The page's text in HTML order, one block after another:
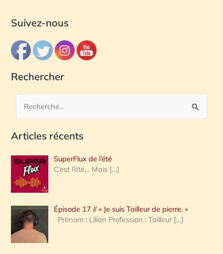
Suivez-nous
Rechercher
c
e
r
c
h
e
Articles récents
SuperFlux de l’été
C’est l’été… Mais […]
Épisode 17 // « Je suis Tailleur de pierre. »
Prénom : Lilian Profession : Tailleur […]